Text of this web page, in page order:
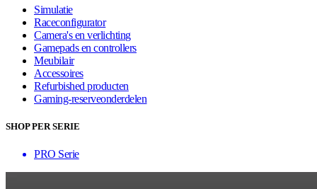
Simulatie
Raceconfigurator
Camera's en verlichting
Gamepads en controllers
Meubilair
Accessoires
Refurbished producten
Gaming-reserveonderdelen
SHOP PER SERIE
PRO Serie